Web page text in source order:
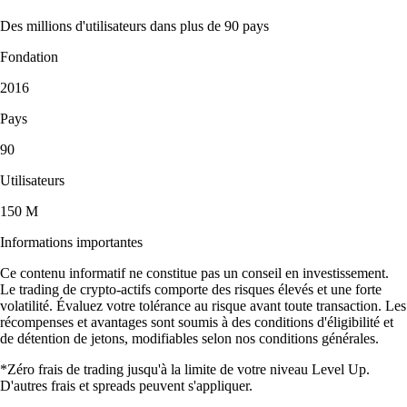
Des millions d'utilisateurs dans plus de 90 pays
Fondation
2016
Pays
90
Utilisateurs
150 M
Informations importantes
Ce contenu informatif ne constitue pas un conseil en investissement.
Le trading de crypto-actifs comporte des risques élevés et une forte
volatilité. Évaluez votre tolérance au risque avant toute transaction. Les
récompenses et avantages sont soumis à des conditions d'éligibilité et
de détention de jetons, modifiables selon nos conditions générales.
*Zéro frais de trading jusqu'à la limite de votre niveau Level Up.
D'autres frais et spreads peuvent s'appliquer.